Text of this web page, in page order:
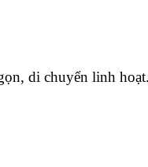
di chuyển linh